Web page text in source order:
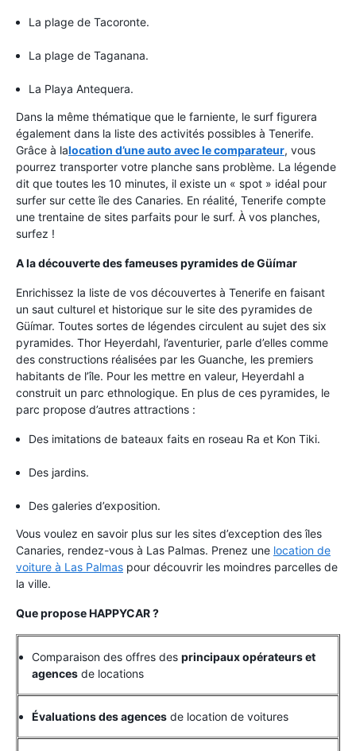
La plage de Tacoronte.
La plage de Taganana.
La Playa Antequera.
Dans la même thématique que le farniente, le surf figurera
également dans la liste des activités possibles à Tenerife.
Grâce à lalocation d’une auto avec le comparateur, vous
pourrez transporter votre planche sans problème. La légende
dit que toutes les 10 minutes, il existe un « spot » idéal pour
surfer sur cette île des Canaries. En réalité, Tenerife compte
une trentaine de sites parfaits pour le surf. À vos planches,
surfez !
A la découverte des fameuses pyramides de Güímar
Enrichissez la liste de vos découvertes à Tenerife en faisant
un saut culturel et historique sur le site des pyramides de
Güímar. Toutes sortes de légendes circulent au sujet des six
pyramides. Thor Heyerdahl, l’aventurier, parle d’elles comme
des constructions réalisées par les Guanche, les premiers
habitants de l’île. Pour les mettre en valeur, Heyerdahl a
construit un parc ethnologique. En plus de ces pyramides, le
parc propose d’autres attractions :
Des imitations de bateaux faits en roseau Ra et Kon Tiki.
Des jardins.
Des galeries d’exposition.
Vous voulez en savoir plus sur les sites d’exception des îles
Canaries, rendez-vous à Las Palmas. Prenez une location de
voiture à Las Palmas pour découvrir les moindres parcelles de
la ville.
Que propose HAPPYCAR ?
Comparaison des offres des principaux opérateurs et
agences de locations
Évaluations des agences de location de voitures